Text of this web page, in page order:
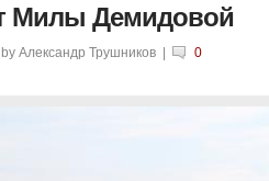
Милы Демидовой
Александр Трушников 0